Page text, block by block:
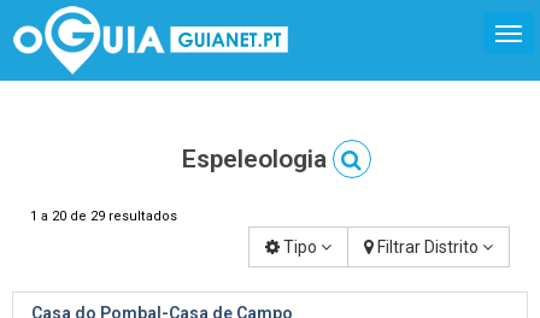
Espeleologia
1 a 20 de 29 resultados
Tipo Filtrar Distrito
Casa do Pombal-Casa de Campo